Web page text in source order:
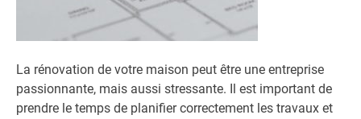
La rénovation de votre maison peut être une entreprise
passionnante, mais aussi stressante. Il est important de
prendre le temps de planifier correctement les travaux et